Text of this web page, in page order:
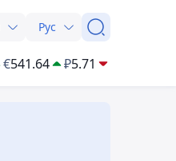
Рус
€541.64 ₽5.71